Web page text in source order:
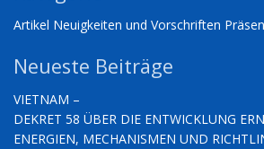
Artikel Neuigkeiten und Vorschriften
Neueste Beiträge
VIETNAM –
DEKRET 58 ÜBER DIE ENTWICKLUNG
ENERGIEN, MECHANISMEN UND